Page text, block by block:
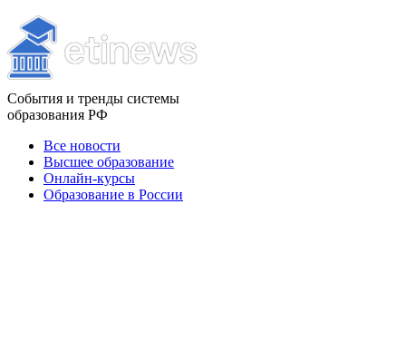
События и тренды системы
образования РФ
Все новости
Высшее образование
Онлайн-курсы
Образование в России